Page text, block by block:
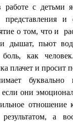
работе с детьми
и
о том, что и
дышат, пьют
боль, как
плачет и просит
если они
отношение
а